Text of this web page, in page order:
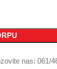
nas: 061/